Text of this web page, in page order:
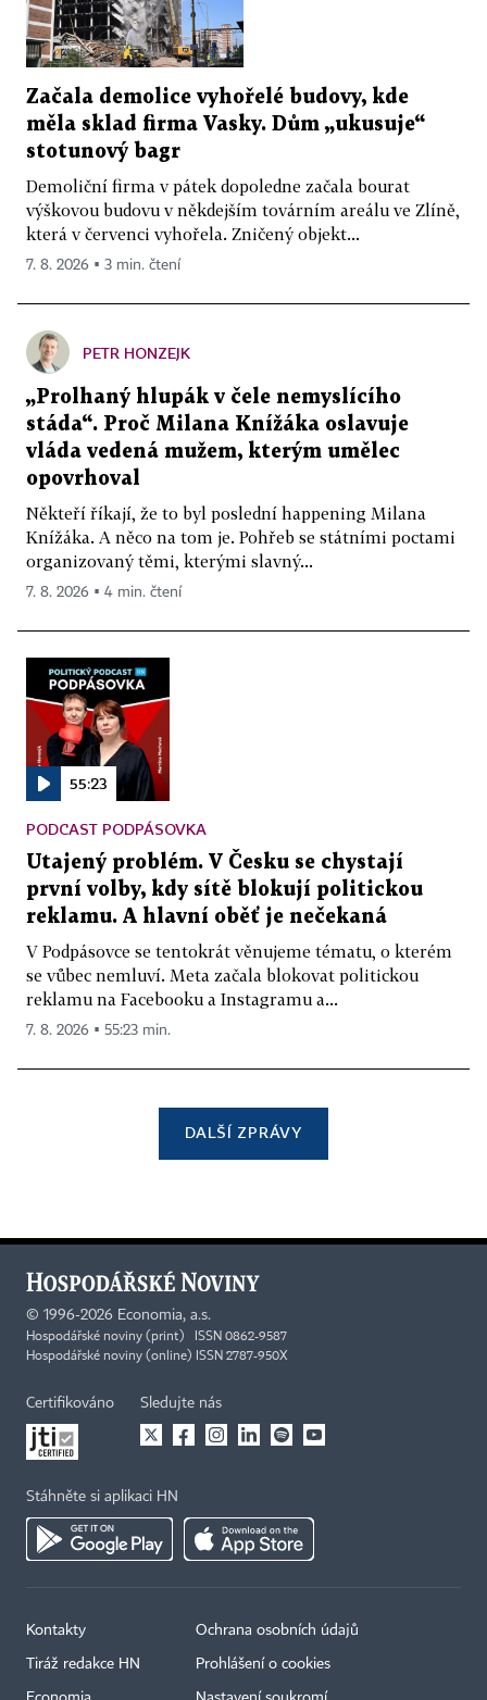
Začala demolice vyhořelé budovy, kde
měla sklad firma Vasky. Dům „ukusuje“
stotunový bagr
Demoliční firma v pátek dopoledne začala bourat
výškovou budovu v někdejším továrním areálu ve Zlíně,
která v červenci vyhořela. Zničený objekt...
7. 8. 2026 ▪ 3 min. čtení
PETR HONZEJK
„Prolhaný hlupák v čele nemyslícího
stáda“. Proč Milana Knížáka oslavuje
vláda vedená mužem, kterým umělec
opovrhoval
Někteří říkají, že to byl poslední happening Milana
Knížáka. A něco na tom je. Pohřeb se státními poctami
organizovaný těmi, kterými slavný...
7. 8. 2026 ▪ 4 min. čtení
55:23
PODCAST PODPÁSOVKA
Utajený problém. V Česku se chystají
první volby, kdy sítě blokují politickou
reklamu. A hlavní oběť je nečekaná
V Podpásovce se tentokrát věnujeme tématu, o kterém
se vůbec nemluví. Meta začala blokovat politickou
reklamu na Facebooku a Instagramu a...
7. 8. 2026 ▪ 55:23 min.
DALŠÍ ZPRÁVY
© 1996-2026 Economia, a.s.
Hospodářské noviny (print) ISSN 0862-9587
Hospodářské noviny (online) ISSN 2787-950X
Certifikováno Sledujte nás
Stáhněte si aplikaci HN
Kontakty
Tiráž redakce HN
Ochrana osobních údajů
Prohlášení o cookies